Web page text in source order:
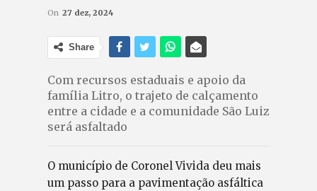
On 27 dez, 2024
Share
Com recursos estaduais e apoio da
família Litro, o trajeto de calçamento
entre a cidade e a comunidade São Luiz
será asfaltado
O município de Coronel Vivida deu mais
um passo para a pavimentação asfáltica